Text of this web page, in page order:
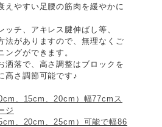
えやすい足腰の筋肉を緩やかに
ッチ、アキレス腱伸ばし等、
法がありますので、無理なくご
ングができます。
洒落で、高さ調整はブロックを
高さ調節可能です♪
、15cm、20cm）幅77cmス
ジ
、20cm、25cm）可能で幅86